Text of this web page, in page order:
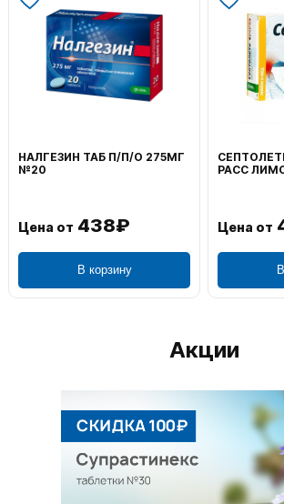
НАЛГЕЗИН ТАБ П/П/О 275МГ
№20
Цена от 438₽
В корзину
РАСС
Цена от
Акции